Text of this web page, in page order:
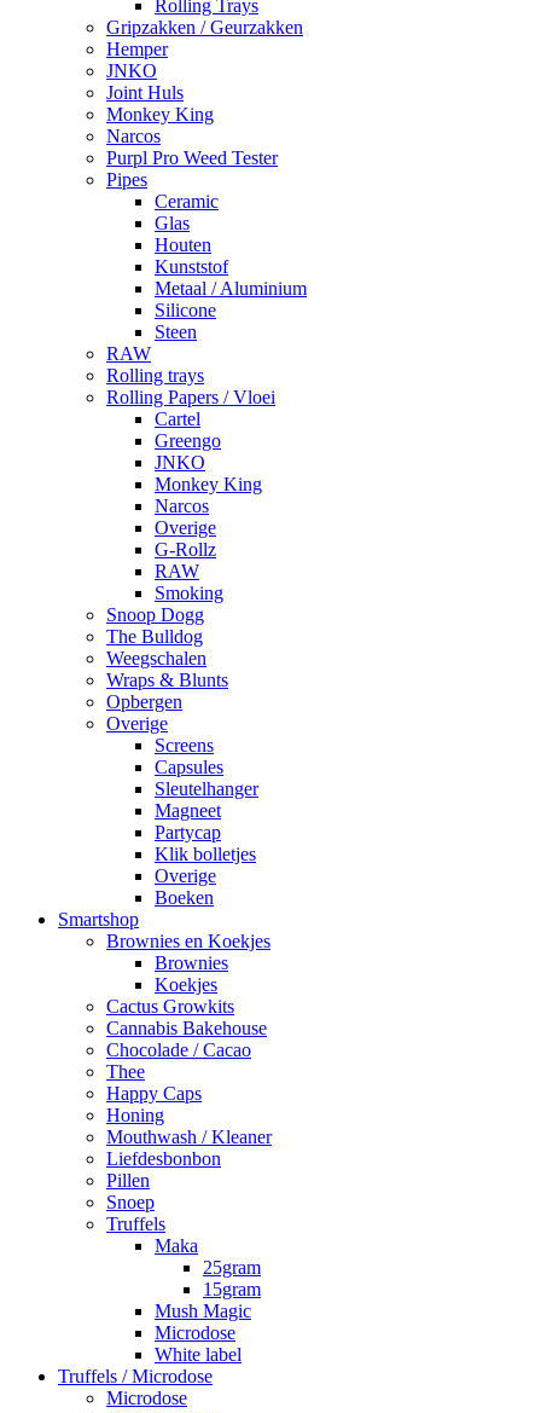
Rolling Trays
Gripzakken / Geurzakken
Hemper
JNKO
Joint Huls
Monkey King
Narcos
Purpl Pro Weed Tester
Pipes
Ceramic
Glas
Houten
Kunststof
Metaal / Aluminium
Silicone
Steen
RAW
Rolling trays
Rolling Papers / Vloei
Cartel
Greengo
JNKO
Monkey King
Narcos
Overige
G-Rollz
RAW
Smoking
Snoop Dogg
The Bulldog
Weegschalen
Wraps & Blunts
Opbergen
Overige
Screens
Capsules
Sleutelhanger
Magneet
Partycap
Klik bolletjes
Overige
Boeken
Smartshop
Brownies en Koekjes
Brownies
Koekjes
Cactus Growkits
Cannabis Bakehouse
Chocolade / Cacao
Thee
Happy Caps
Honing
Mouthwash / Kleaner
Liefdesbonbon
Pillen
Snoep
Truffels
Maka
25gram
15gram
Mush Magic
Microdose
White label
Truffels / Microdose
Microdose